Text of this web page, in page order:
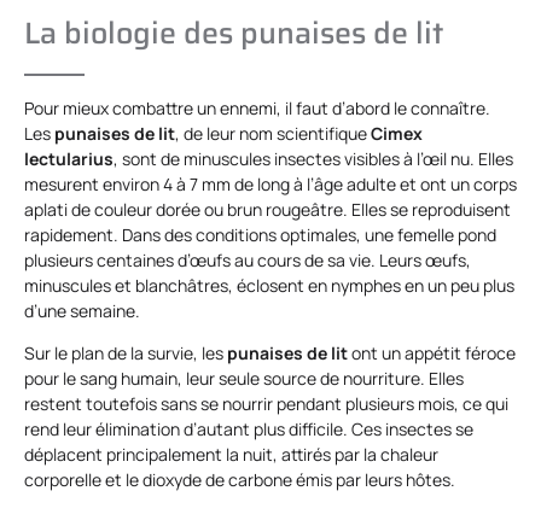
La biologie des punaises de lit
Pour mieux combattre un ennemi, il faut d’abord le connaître.
Les punaises de lit, de leur nom scientifiqueCimex
lectularius, sont de minuscules insectes visibles à l’œil nu. Elles
mesurent environ 4 à 7 mm de long à l’âge adulte et ont un corps
aplati de couleur dorée ou brun rougeâtre. Elles se reproduisent
rapidement. Dans des conditions optimales, une femelle pond
plusieurs centaines d’œufs au cours de sa vie. Leurs œufs,
minuscules et blanchâtres, éclosent en nymphes en un peu plus
d’une semaine.
Sur le plan de la survie, les punaises de litont un appétit féroce
pour le sang humain, leur seule source de nourriture. Elles
restent toutefois sans se nourrir pendant plusieurs mois, ce qui
rend leur élimination d’autant plus difficile. Ces insectes se
déplacent principalement la nuit, attirés par la chaleur
corporelle et le dioxyde de carbone émis par leurs hôtes.